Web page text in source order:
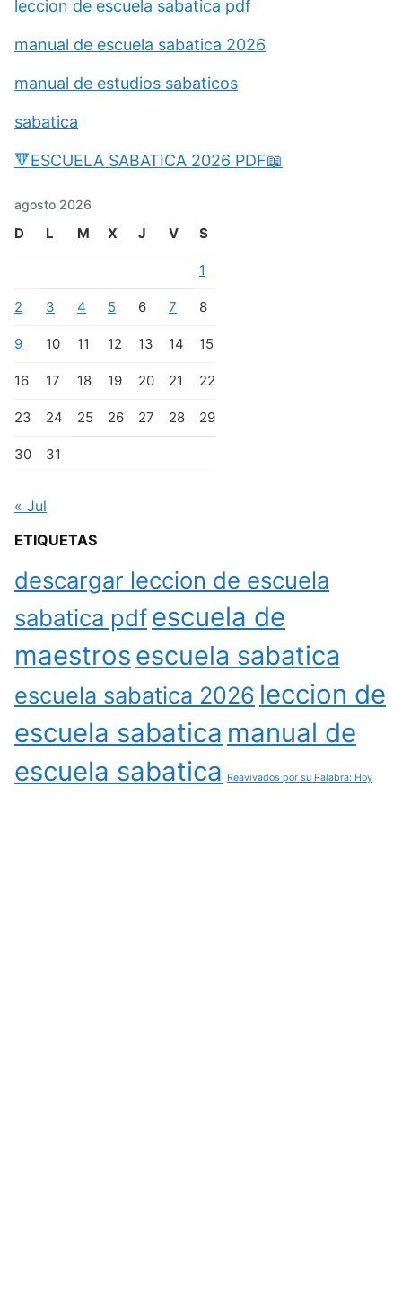
leccion de escuela sabatica pdf
manual de escuela sabatica 2026
manual de estudios sabaticos
sabatica
🔻ESCUELA SABATICA 2026 PDF📖
agosto 2026
D L M X J V S
1
2 3 4 5 6 7 8
9 10 11 12 13 14 15
16 17 18 19 20 21 22
23 24 25 26 27 28 29
30 31
« Jul
ETIQUETAS
descargar leccion de escuela
sabatica pdfescuela de
maestros escuela sabatica
escuela sabatica 2026 leccion de
escuela sabatica manual de
escuela sabatica
Reavivados por su Palabra: Hoy